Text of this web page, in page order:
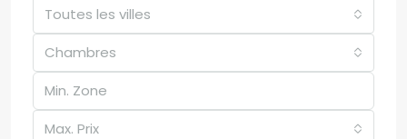
Toutes les villes
Chambres
Max. Prix